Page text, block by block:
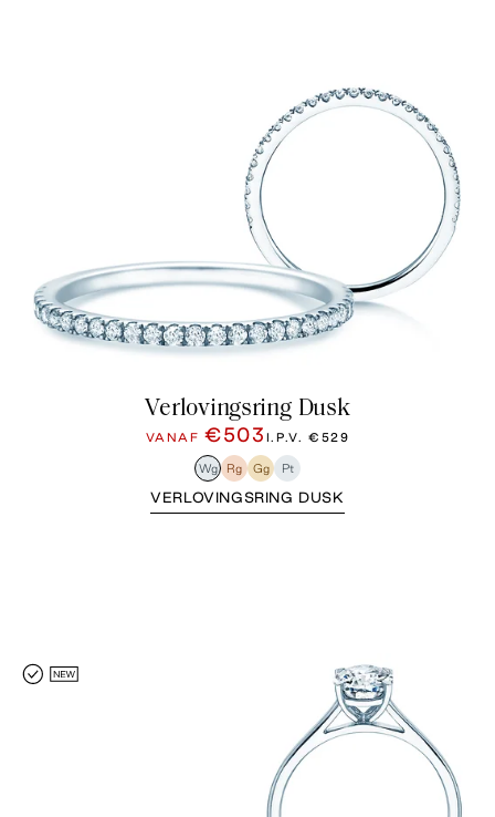
Verlovingsring Dusk
VANAF€503 I.P.V. €529
Wg Rg Gg Pt
VERLOVINGSRING DUSK